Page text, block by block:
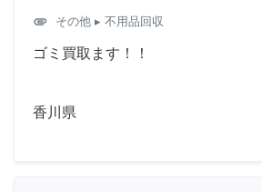
attachment その他 ▸ 不用品回収
ゴミ買取ます！！
香川県